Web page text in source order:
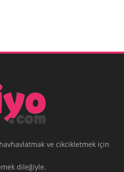
ve cikcikletmek için
dileğiyle.